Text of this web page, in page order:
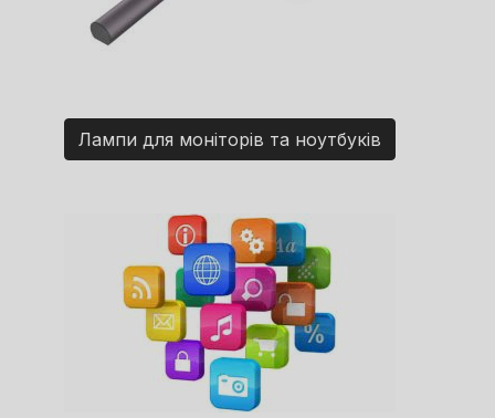
Лампи для моніторів та ноутбуків